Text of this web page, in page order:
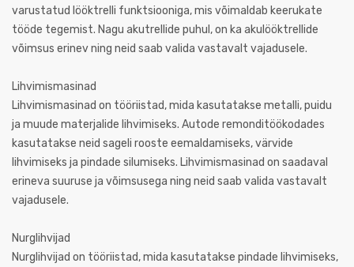
varustatud lööktrelli funktsiooniga, mis võimaldab keerukate
tööde tegemist. Nagu akutrellide puhul, on ka akulööktrellide
võimsus erinev ning neid saab valida vastavalt vajadusele.
Lihvimismasinad
Lihvimismasinad on tööriistad, mida kasutatakse metalli, puidu
ja muude materjalide lihvimiseks. Autode remonditöökodades
kasutatakse neid sageli rooste eemaldamiseks, värvide
lihvimiseks ja pindade silumiseks. Lihvimismasinad on saadaval
erineva suuruse ja võimsusega ning neid saab valida vastavalt
vajadusele.
Nurglihvijad
Nurglihvijad on tööriistad, mida kasutatakse pindade lihvimiseks,